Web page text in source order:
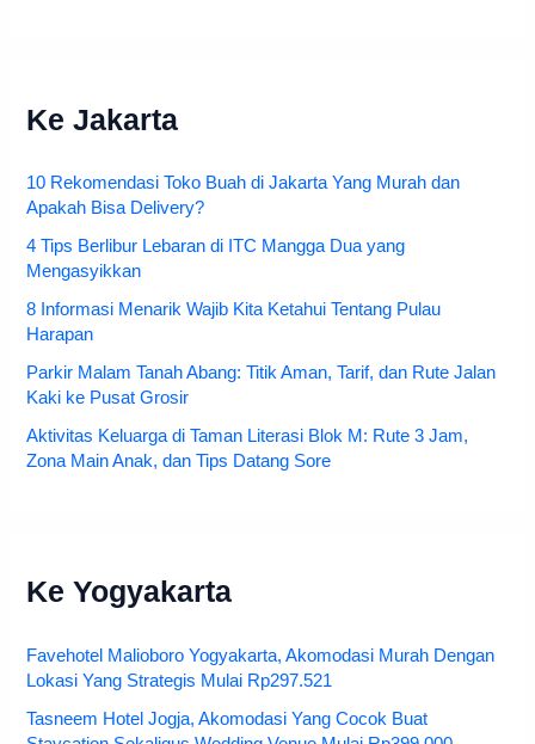
Ke Jakarta
10 Rekomendasi Toko Buah di Jakarta Yang Murah dan
Apakah Bisa Delivery?
4 Tips Berlibur Lebaran di ITC Mangga Dua yang
Mengasyikkan
8 Informasi Menarik Wajib Kita Ketahui Tentang Pulau
Harapan
Parkir Malam Tanah Abang: Titik Aman, Tarif, dan Rute Jalan
Kaki ke Pusat Grosir
Aktivitas Keluarga di Taman Literasi Blok M: Rute 3 Jam,
Zona Main Anak, dan Tips Datang Sore
Ke Yogyakarta
Favehotel Malioboro Yogyakarta, Akomodasi Murah Dengan
Lokasi Yang Strategis Mulai Rp297.521
Tasneem Hotel Jogja, Akomodasi Yang Cocok Buat